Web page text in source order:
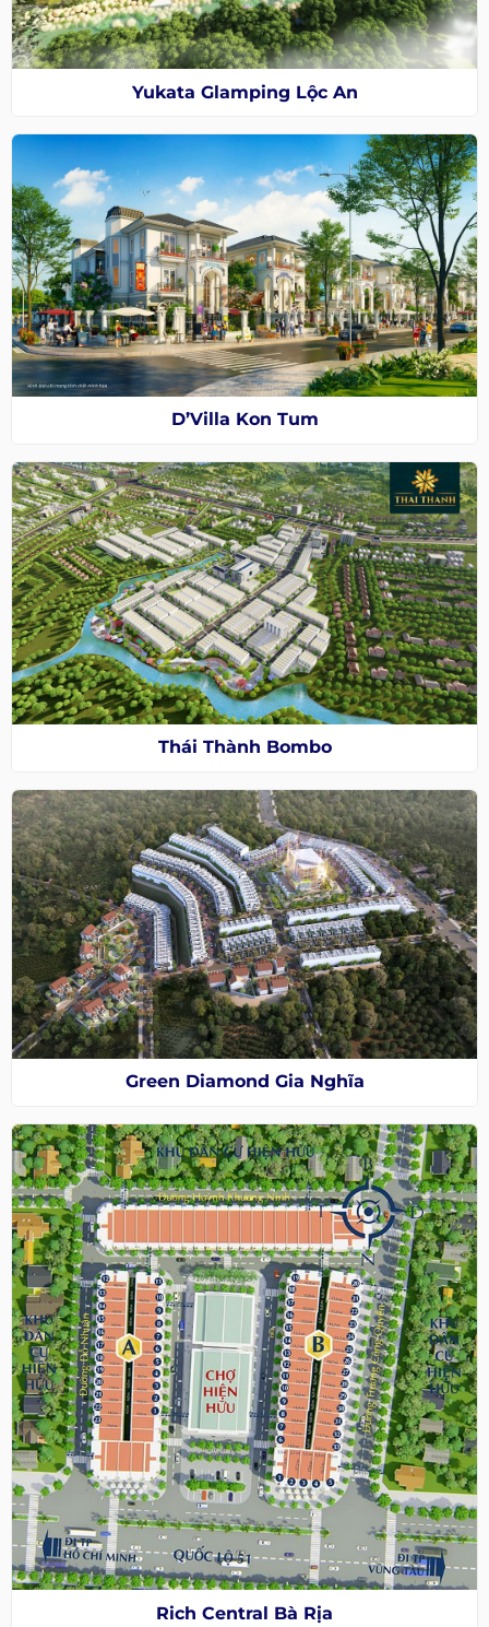
Yukata Glamping Lộc An
D’Villa Kon Tum
Thái Thành Bombo
Green Diamond Gia Nghĩa
Rich Central Bà Rịa